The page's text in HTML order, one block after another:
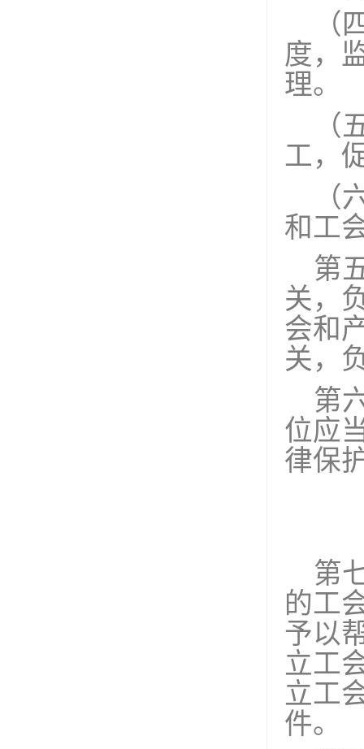
（
度，
理。
（
工，
（
和工
第
关，
会和
关，
第
位应
律保
第
的工
予以
立工
立工
件。